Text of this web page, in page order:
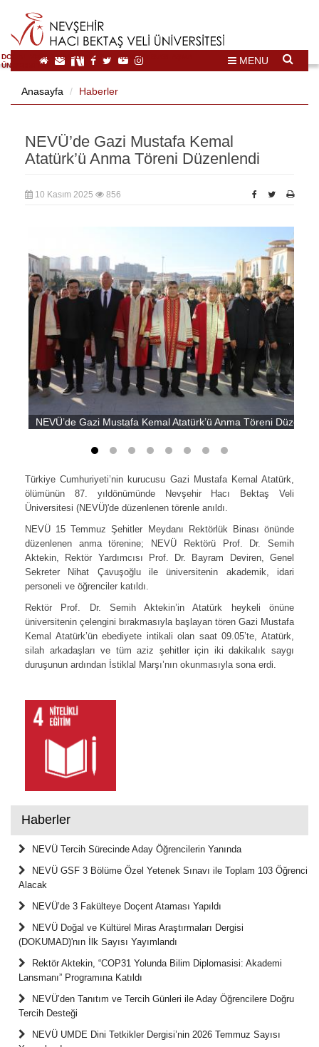
DOĞAL VE KÜLTÜREL MİRAS TURİZMİ İHTİSASLAŞMA
ÜNİVERSİTESİ
MENU
Anasayfa Haberler
NEVÜ’de Gazi Mustafa Kemal
Atatürk’ü Anma Töreni Düzenlendi
10 Kasım 2025 856
NEVÜ’de Gazi Mustafa Kemal Atatürk’ü Anma Töreni
Türkiye Cumhuriyeti’nin kurucusu Gazi Mustafa Kemal Atatürk,
ölümünün 87. yıldönümünde Nevşehir Hacı Bektaş Veli
Üniversitesi (NEVÜ)'de düzenlenen törenle anıldı.
NEVÜ 15 Temmuz Şehitler Meydanı Rektörlük Binası önünde
düzenlenen anma törenine; NEVÜ Rektörü Prof. Dr. Semih
Aktekin, Rektör Yardımcısı Prof. Dr. Bayram Deviren, Genel
Sekreter Nihat Çavuşoğlu ile üniversitenin akademik, idari
personeli ve öğrenciler katıldı.
Rektör Prof. Dr. Semih Aktekin’in Atatürk heykeli önüne
üniversitenin çelengini bırakmasıyla başlayan tören Gazi Mustafa
Kemal Atatürk’ün ebediyete intikali olan saat 09.05’te, Atatürk,
silah arkadaşları ve tüm aziz şehitler için iki dakikalık saygı
duruşunun ardından İstiklal Marşı’nın okunmasıyla sona erdi.
Haberler
NEVÜ Tercih Sürecinde Aday Öğrencilerin Yanında
NEVÜ GSF 3 Bölüme Özel Yetenek Sınavı ile Toplam 103 Öğrenci
Alacak
NEVÜ’de 3 Fakülteye Doçent Ataması Yapıldı
NEVÜ Doğal ve Kültürel Miras Araştırmaları Dergisi
(DOKUMAD)'nın İlk Sayısı Yayımlandı
Rektör Aktekin, “COP31 Yolunda Bilim Diplomasisi: Akademi
Lansmanı” Programına Katıldı
NEVÜ’den Tanıtım ve Tercih Günleri ile Aday Öğrencilere Doğru
Tercih Desteği
NEVÜ UMDE Dini Tetkikler Dergisi’nin 2026 Temmuz Sayısı